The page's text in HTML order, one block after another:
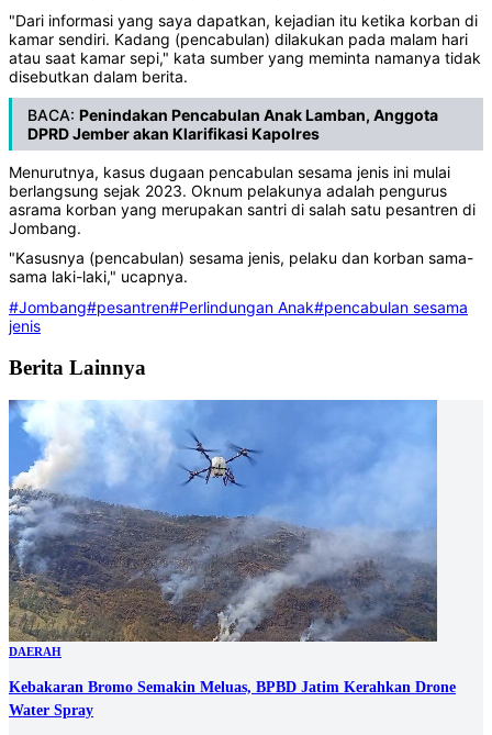
"Dari informasi yang saya dapatkan, kejadian itu ketika korban di
kamar sendiri. Kadang (pencabulan) dilakukan pada malam hari
atau saat kamar sepi," kata sumber yang meminta namanya tidak
disebutkan dalam berita.
BACA: Penindakan Pencabulan Anak Lamban, Anggota
DPRD Jember akan Klarifikasi Kapolres
Menurutnya, kasus dugaan pencabulan sesama jenis ini mulai
berlangsung sejak 2023. Oknum pelakunya adalah pengurus
asrama korban yang merupakan santri di salah satu pesantren di
Jombang.
"Kasusnya (pencabulan) sesama jenis, pelaku dan korban sama-
sama laki-laki," ucapnya.
#Jombang#pesantren#Perlindungan Anak#pencabulan sesama
jenis
Berita Lainnya
DAERAH
Kebakaran Bromo Semakin Meluas, BPBD Jatim Kerahkan Drone
Water Spray